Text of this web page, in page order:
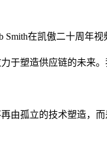
Smith在凯傲二十周年视
于塑造供应链的未来
由孤立的技术塑造，